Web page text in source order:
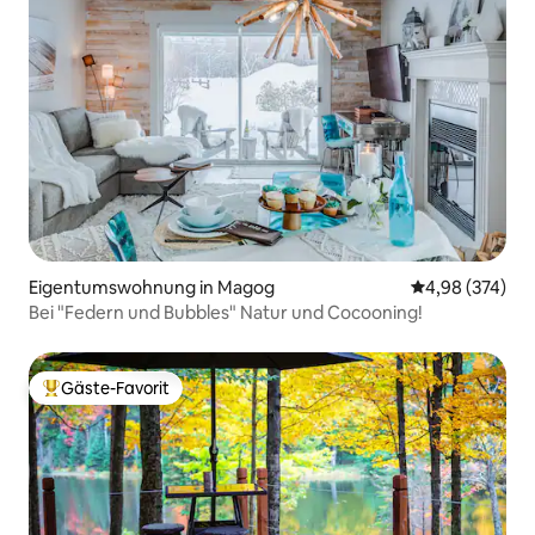
Eigentumswohnung in Magog
4,98 (374)
Bei "Federn und Bubbles" Natur und Cocooning!
Beliebter Gäste-Favorit.
Gäste-Favorit